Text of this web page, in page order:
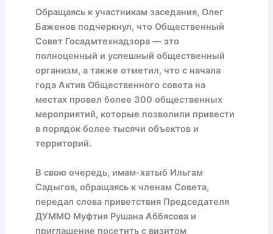
Обращаясь к участникам заседания, Олег
Баженов подчеркнул, что Общественный
Совет Госадмтехнадзора — это
полноценный и успешный общественный
организм, а также отметил, что с начала
года Актив Общественного совета на
местах провел более 300 общественных
мероприятий, которые позволили привести
в порядок более тысячи объектов и
территорий.
В свою очередь, имам-хатыб Ильгам
Садыгов, обращаясь к членам Совета,
передал слова приветствия Председателя
ДУММО Муфтия Рушана Аббясова и
приглашение посетить с визитом